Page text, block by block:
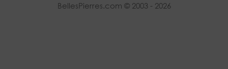
BellesPierres.com © 2003 - 2026